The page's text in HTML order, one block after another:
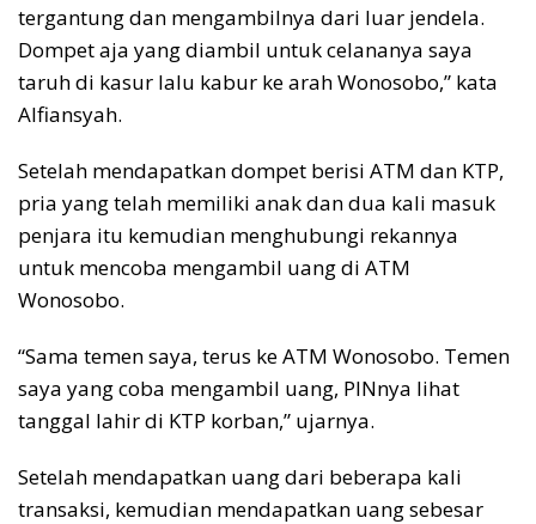
tergantung dan mengambilnya dari luar jendela.
Dompet aja yang diambil untuk celananya saya
taruh di kasur lalu kabur ke arah Wonosobo,” kata
Alfiansyah.
Setelah mendapatkan dompet berisi ATM dan KTP,
pria yang telah memiliki anak dan dua kali masuk
penjara itu kemudian menghubungi rekannya
untuk mencoba mengambil uang di ATM
Wonosobo.
“Sama temen saya, terus ke ATM Wonosobo. Temen
saya yang coba mengambil uang, PINnya lihat
tanggal lahir di KTP korban,” ujarnya.
Setelah mendapatkan uang dari beberapa kali
transaksi, kemudian mendapatkan uang sebesar